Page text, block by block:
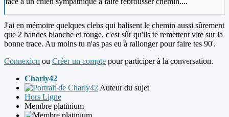
J'ai en mémoire quelques clebs qui balisent le chemin aussi sûrement
que 2 bandes blanche et rouge, c'est sûr qu'ils te remettent vite sur la
bonne trace. Au moins tu n'as pas eu à rallonger pour faire tes 90'.
Connexion ou Créer un compte pour participer à la conversation.
Charly42
Auteur du sujet
Hors Ligne
Membre platinium